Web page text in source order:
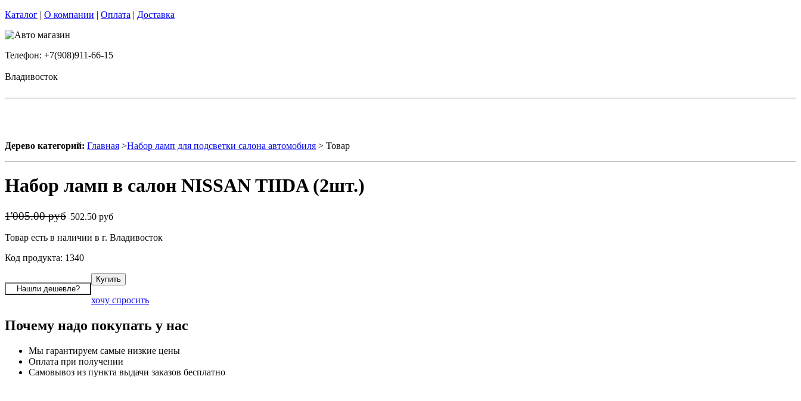
Каталог | О компании | Оплата | Доставка
Телефон: +7(908)911-66-15
Владивосток
Дерево категорий: Главная >Набор ламп для подсветки салона автомобиля > Товар
Набор ламп в салон NISSAN TIIDA (2шт.)
1'005.00 руб 502.50 руб
Товар есть в наличии в г. Владивосток
Код продукта: 1340
хочу спросить
Почему надо покупать у нас
Мы гарантируем самые низкие цены
Оплата при получении
Самовывоз из пункта выдачи заказов бесплатно